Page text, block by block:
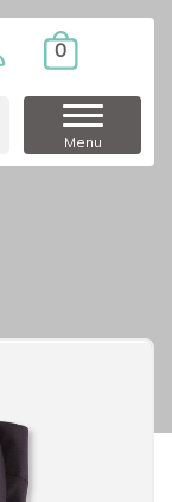
0
Menu